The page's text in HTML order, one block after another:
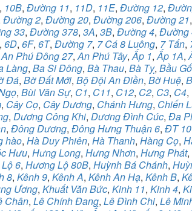
, 10B, Đường 11, 11D, 11E, Đường 12,
Đường 2, Đường 20, Đường 206, Đường 21,
33, Đường 378, 3A, 3B, Đường 4, Đường
, 6D, 6F, 6T, Đường 7, 7 Cá 8 Luông, 7 Tấn,
An Phú Đông 27,An Phú Tây,Ấp 1,Ấp 1A,
Làng, Ba Si Đông, Bà Thau, Bà Tỵ, Bầu
Đá, Bờ Đất Mới, Bộ Đội An Điền, Bờ Huệ,
, Bùi Văn Sự, C1, C11, C12, C2, C3, C4,
, Cây Cọ, Cây Dương, Chánh Hưng, Chiến
, Dương Công Khi, Dương Đình Cúc, Đa
, Đông Dương, Đông Hưng Thuận 6, ĐT 10
hào, Hà Duy Phiên, Hà Thanh, Hàng Cọ,
Hưu, Hưng Long, Hưng Nhơn, Hưng Phát,
6, Hương Lộ 80B, Huỳnh Bá Chánh,
8, Kênh 9, Kênh A, Kênh An Hạ, Kênh B,
Ương, Khuất Văn Bức, Kinh 11, Kinh 4,
Chân, Lê Chính Đang, Lê Đình Chi, Lê